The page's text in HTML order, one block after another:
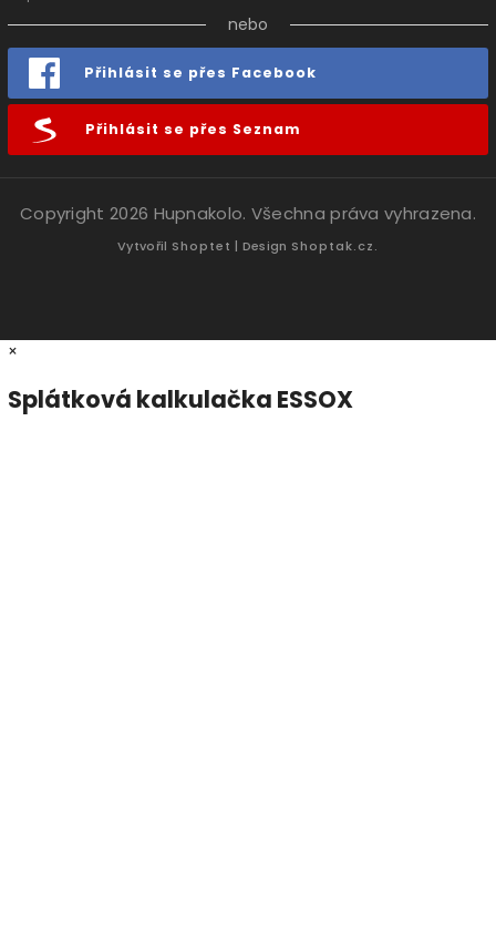
nebo
Přihlásit se přes Facebook
Přihlásit se přes Seznam
Copyright 2026 Hupnakolo. Všechna práva vyhrazena.
Vytvořil Shoptet | Design Shoptak.cz.
×
Splátková kalkulačka ESSOX